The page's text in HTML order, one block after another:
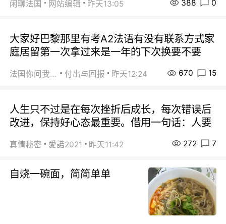
闲聊法国 网站编辑 昨天13:05 388 0
大家好巴黎那里有考A2法语有没有联系方式家
庭居留第一次拿过来是一年的下次换要不要
法国你问我答 付出与回报 昨天12:24 670 15
人生只不过是在每次挫折后成长，每次错误后
改进，保持好心态最重要。借用一句话：人要
真情秘密 愛諾2021 昨天11:42 272 7
自烧一碗面，简简单单